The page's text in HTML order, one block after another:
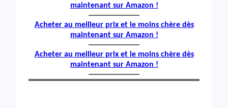
maintenant sur Amazon !
Acheter au meilleur prix et le moins chère dès
maintenant sur Amazon !
Acheter au meilleur prix et le moins chère dès
maintenant sur Amazon !